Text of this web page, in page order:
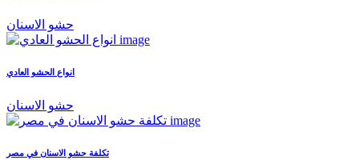
حشو الاسنان
انواع الحشو العادي
حشو الاسنان
تكلفة حشو الاسنان في مصر